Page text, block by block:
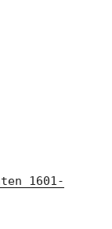
1601-